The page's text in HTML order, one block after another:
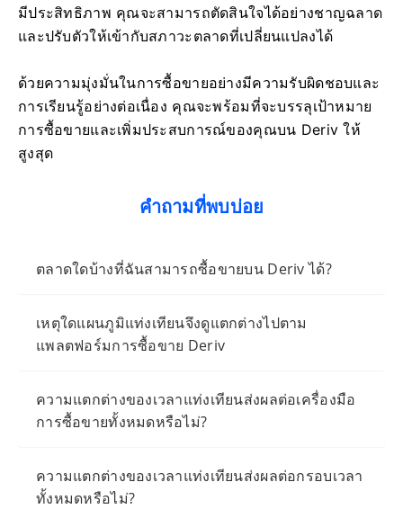
มีประสิทธิภาพ คุณจะสามารถตัดสินใจได้อย่างชาญฉลาด
และปรับตัวให้เข้ากับสภาวะตลาดที่เปลี่ยนแปลงได้
ด้วยความมุ่งมั่นในการซื้อขายอย่างมีความรับผิดชอบและ
การเรียนรู้อย่างต่อเนื่อง คุณจะพร้อมที่จะบรรลุเป้าหมาย
การซื้อขายและเพิ่มประสบการณ์ของคุณบน Deriv ให้
สูงสุด
คำถามที่พบบ่อย
ตลาดใดบ้างที่ฉันสามารถซื้อขายบน Deriv ได้?
เหตุใดแผนภูมิแท่งเทียนจึงดูแตกต่างไปตาม
แพลตฟอร์มการซื้อขาย Deriv
ความแตกต่างของเวลาแท่งเทียนส่งผลต่อเครื่องมือ
การซื้อขายทั้งหมดหรือไม่?
ความแตกต่างของเวลาแท่งเทียนส่งผลต่อกรอบเวลา
ทั้งหมดหรือไม่?